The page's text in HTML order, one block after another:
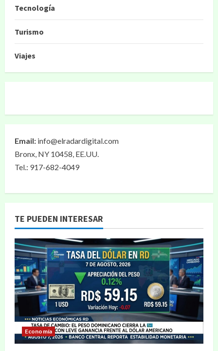
Tecnología
Turismo
Viajes
Email: info@elradardigital.com
Bronx, NY 10458, EE.UU.
Tel.: 917-682-4049
TE PUEDEN INTERESAR
Economía